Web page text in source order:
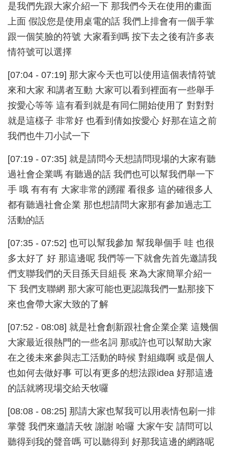
是我們先跟大家介紹一下 那我們今天在使用的畫面
上面 假設您是使用桌電的話 我們上排會有一個手掌
跟一個笑臉的符號 大家看到嗎 按下去之後有許多表
情符號可以選擇
[07:04 - 07:19] 那大家今天也可以使用這個表情符號
來和大家 和講者互動 大家可以看到裡面有一些舉手
按愛心等等 這有看到就是有同仁開始使用了 對對對
就是這樣子 非常好 也看到倩如按愛心 好那在這之前
我們也牛刀小試一下
[07:19 - 07:35] 就是請問今天想請問現場的大家有聽
過社會企業嗎 有聽過的話 我們也可以幫我們舉一下
手 哦 有有有 大家非常的踴躍 看很多 這的確很多人
都有聽過社會企業 那也想請問大家那有參加過志工
活動的話
[07:35 - 07:52] 也可以幫我參加 幫我舉個手 哇 也很
多太好了 好 那這邊呢 我們等一下就會先首先邀請我
們支聯我們的天目孫天目組長 來為大家簡單介紹一
下 我們支聯網 那大家可能也更認識我們一點那接下
來也會帶大家大致的了解
[07:52 - 08:08] 就是社會創新跟社會企業企業 這幾個
大家最近很熱門的一些名詞 那或許也可以幫助大家
在之後未來參與志工活動的時候 對組織啊 或是個人
也如何去做好事 可以有更多的想法跟idea 好那這邊
的話就將現場交給天牧囉
[08:08 - 08:25] 那請大家也幫我可以用表情包刷一排
掌聲 我們來邀請天牧 謝謝 哈囉 大家午安 請問可以
聽得到我的聲音嗎 可以聽得到 好那我這邊的網路呢